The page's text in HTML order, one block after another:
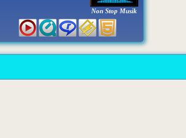
Non Stop Musik